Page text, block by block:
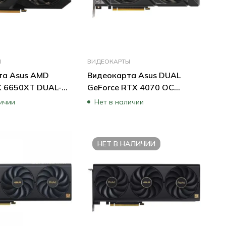
Asus AMD
6650XT DUAL-
(8 ГБ)
ВИДЕОКАРТЫ
Видеокарта Asus DUAL
GeForce RTX 4070 OC
90YV0IZ2-M0NA00 (12 ГБ)
Нет в наличии
НЕТ В НАЛИЧИИ